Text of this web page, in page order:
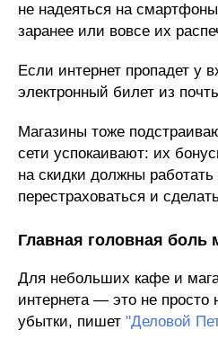
не надеяться на
заранее или вовсе их
Если интернет пропадет у
электронный билет из
Магазины тоже
сети успокаивают: их
на скидки должны
перестраховаться и
Главная головная боль
Для небольших кафе и
интернета — это не просто
убытки, пишет "Деловой